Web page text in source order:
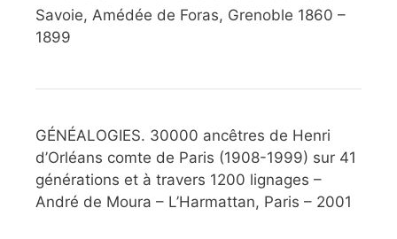
Savoie, Amédée de Foras, Grenoble 1860 –
1899
GÉNÉALOGIES. 30000 ancêtres de Henri
d’Orléans comte de Paris (1908-1999) sur 41
générations et à travers 1200 lignages –
André de Moura – L’Harmattan, Paris – 2001